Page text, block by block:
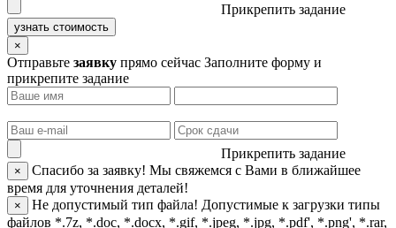
Прикрепить задание
узнать стоимость
×
Отправьте заявку прямо сейчас Заполните форму и
прикрепите задание
Прикрепить задание
× Спасибо за заявку! Мы свяжемся с Вами в ближайшее
время для уточнения деталей!
× Не допустимый тип файла! Допустимые к загрузки типы
файлов *.7z, *.doc, *.docx, *.gif, *.jpeg, *.jpg, *.pdf', *.png', *.rar,